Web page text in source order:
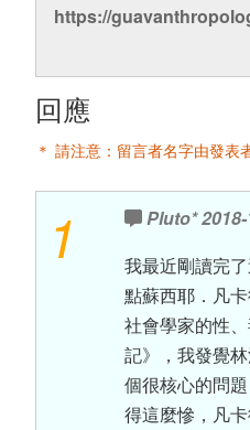
https://
回應
＊ 請注意：留言者名字由發表
1 Pluto*2018-
我最近剛讀完
點蘇西耶．凡
社會學家的性
記》，我發覺
個很核心的問
得這麼慘，凡